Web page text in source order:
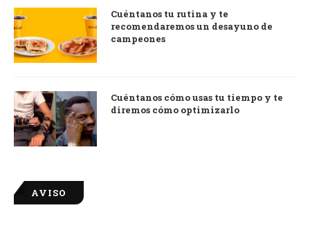
Cuéntanos tu rutina y te
recomendaremos un desayuno de
campeones
Cuéntanos cómo usas tu tiempo y te
diremos cómo optimizarlo
AVISO